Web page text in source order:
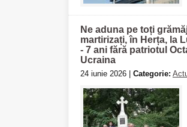
Ne aduna pe toți
martirizați, în Herța, la
- 7 ani fără patriotul
Ucraina
24 iunie 2026 | Categorie: